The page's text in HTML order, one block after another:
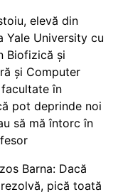
elevă din
Yale University cu
Biofizică și
și Computer
în
pot deprinde noi
să mă întorc în
Barna: Dacă
pică toată